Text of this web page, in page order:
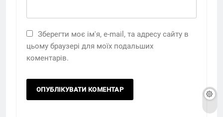
Зберегти моє ім'я, e-mail, та адресу сайту в
цьому браузері для моїх подальших
коментарів.